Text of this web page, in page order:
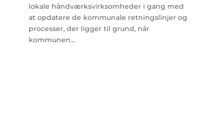
lokale håndværksvirksomheder i gang med
at opdatere de kommunale retningslinjer og
processer, der ligger til grund, når
kommunen...